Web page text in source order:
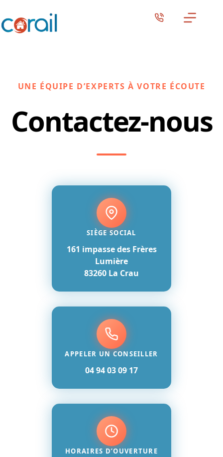
au
contenu
UNE ÉQUIPE D’EXPERTS À VOTRE ÉCOUTE
Contactez-nous
SIÈGE SOCIAL
161 impasse des Frères
Lumière
83260 La Crau
APPELER UN CONSEILLER
04 94 03 09 17
HORAIRES D’OUVERTURE